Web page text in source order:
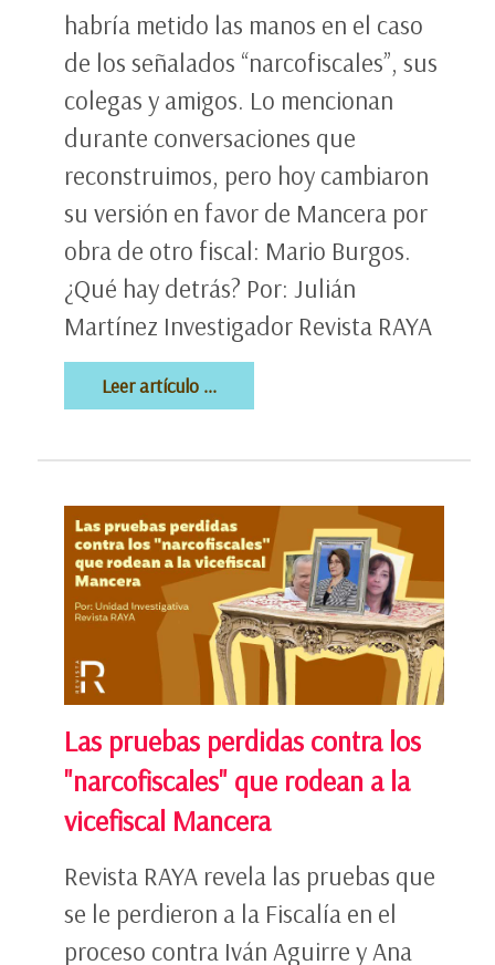
habría metido las manos en el caso
de los señalados “narcofiscales”, sus
colegas y amigos. Lo mencionan
durante conversaciones que
reconstruimos, pero hoy cambiaron
su versión en favor de Mancera por
obra de otro fiscal: Mario Burgos.
¿Qué hay detrás? Por: Julián
Martínez Investigador Revista RAYA
Leer artículo ...
Las pruebas perdidas contra los
"narcofiscales" que rodean a la
vicefiscal Mancera
Revista RAYA revela las pruebas que
se le perdieron a la Fiscalía en el
proceso contra Iván Aguirre y Ana